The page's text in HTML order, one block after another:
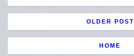
OLDER POST
HOME